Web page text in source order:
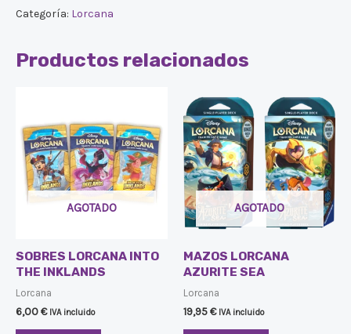
Categoría: Lorcana
Productos relacionados
AGOTADO
SOBRES LORCANA INTO
THE INKLANDS
Lorcana
6,00€ IVA incluido
AGOTADO
MAZOS LORCANA
AZURITE SEA
Lorcana
19,95€ IVA incluido